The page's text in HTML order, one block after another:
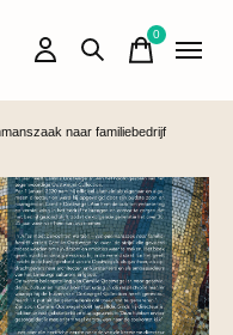
0items
naar familiebedrijf